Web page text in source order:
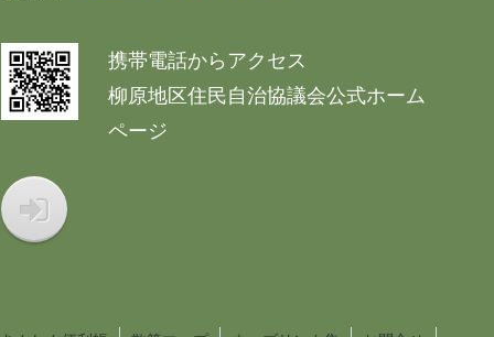
携帯電話からアクセス
柳原地区住民自治協議会公式ホーム
ページ